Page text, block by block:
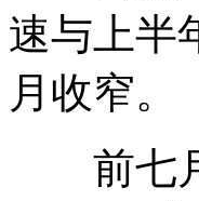
速与上半
月收窄。
前七月